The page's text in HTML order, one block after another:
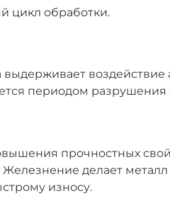
цикл обработки.
выдерживает воздействие
периодом разрушения
прочностных
делает
износу.